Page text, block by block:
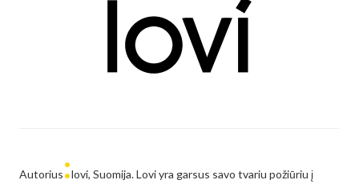
Autorius:lovi, Suomija. Lovi yra garsus savo tvariu požiūriu į